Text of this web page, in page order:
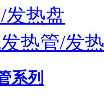
发热盘
热管/发
系列